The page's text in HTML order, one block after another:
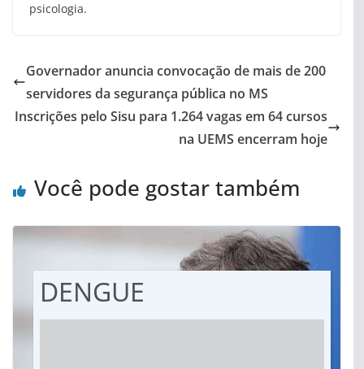
psicologia.
Governador anuncia convocação de mais de 200
servidores da segurança pública no MS
Inscrições pelo Sisu para 1.264 vagas em 64 cursos
na UEMS encerram hoje
Você pode gostar também
DENGUE